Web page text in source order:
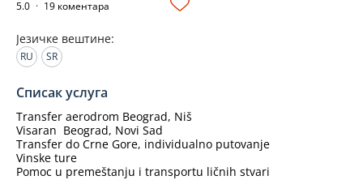
5.0 · 19 коментара
Језичке вештине:
RU SR
Списак услуга
Transfer aerodrom Beograd, Niš
Visaran  Beograd, Novi Sad
Transfer do Crne Gore, individualno putovanje
Vinske ture
Pomoc u premeštanju i transportu ličnih stvari